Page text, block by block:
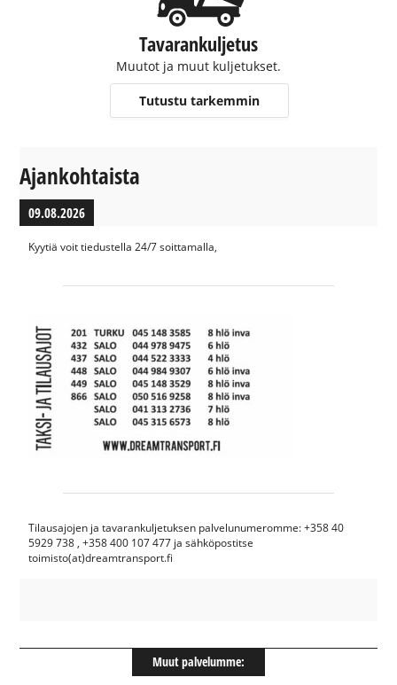
Tavarankuljetus
Muutot ja muut kuljetukset.
Tutustu tarkemmin
Ajankohtaista
09.08.2026
Kyytiä voit tiedustella 24/7 soittamalla,
Tilausajojen ja tavarankuljetuksen palvelunumeromme: +358 40
5929 738 , +358 400 107 477 ja sähköpostitse
toimisto(at)dreamtransport.fi
Muut palvelumme: